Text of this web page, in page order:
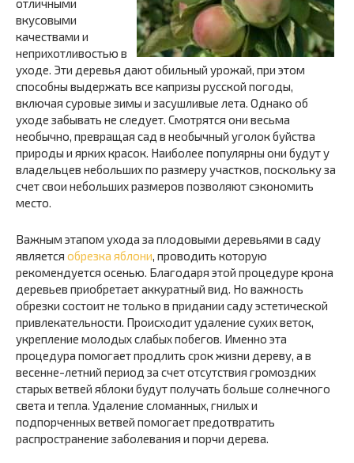
отличными
вкусовыми
качествами и
неприхотливостью в
уходе. Эти деревья дают обильный урожай, при этом
способны выдержать все капризы русской погоды,
включая суровые зимы и засушливые лета. Однако об
уходе забывать не следует. Смотрятся они весьма
необычно, превращая сад в необычный уголок буйства
природы и ярких красок. Наиболее популярны они будут у
владельцев небольших по размеру участков, поскольку за
счет свои небольших размеров позволяют сэкономить
место.
Важным этапом ухода за плодовыми деревьями в саду
является обрезка яблони, проводить которую
рекомендуется осенью. Благодаря этой процедуре крона
деревьев приобретает аккуратный вид. Но важность
обрезки состоит не только в придании саду эстетической
привлекательности. Происходит удаление сухих веток,
укрепление молодых слабых побегов. Именно эта
процедура помогает продлить срок жизни дереву, а в
весенне-летний период за счет отсутствия громоздких
старых ветвей яблоки будут получать больше солнечного
света и тепла. Удаление сломанных, гнилых и
подпорченных ветвей помогает предотвратить
распространение заболевания и порчи дерева.